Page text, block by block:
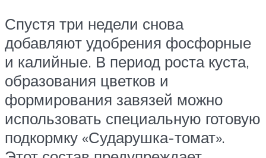
Спустя три недели снова
добавляют удобрения фосфорные
и калийные. В период роста куста,
образования цветков и
формирования завязей можно
использовать специальную готовую
подкормку «Сударушка-томат».